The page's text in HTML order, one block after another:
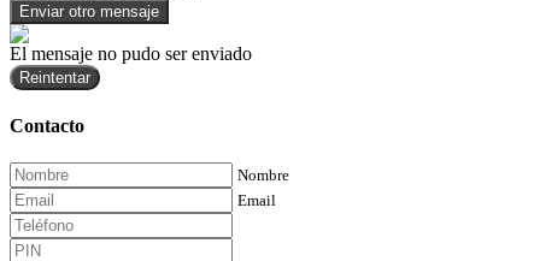
Enviar otro mensaje
El mensaje no pudo ser enviado
Reintentar
Contacto
Nombre
Email